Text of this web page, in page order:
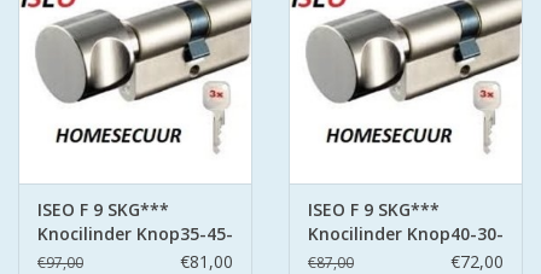
ISEO F 9 SKG***
Knocilinder Knop35-45-
3- sleutels
€97,00 €81,00
ISEO F 9 SKG***
Knocilinder Knop40-30-
3- sleutels
€87,00 €72,00